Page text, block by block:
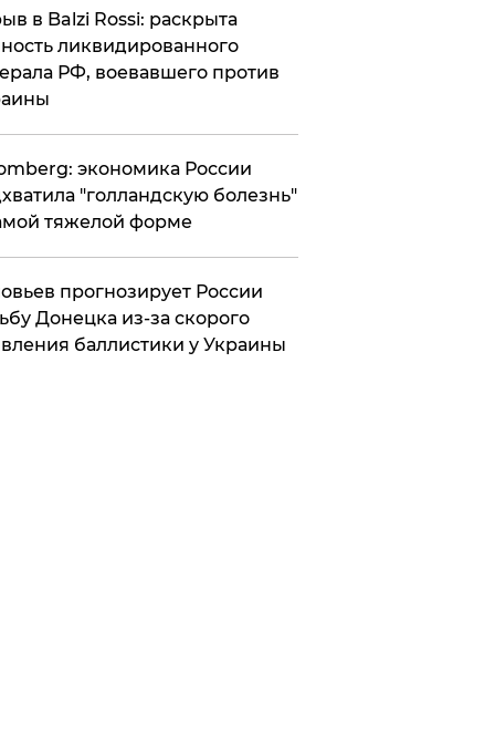
в Balzi Rossi: раскрыта
ликвидированного
РФ, воевавшего против
экономика России
"голландскую болезнь"
тяжелой форме
прогнозирует России
Донецка из-за скорого
баллистики у Украины